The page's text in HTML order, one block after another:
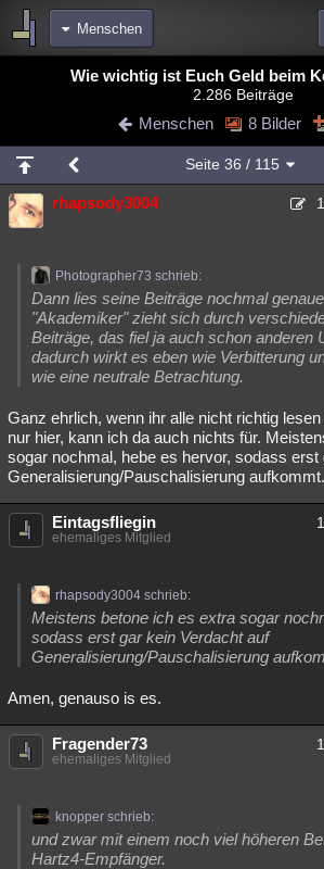
Menschen
Blogs Videos
Chat Wiki Neuigkeiten
meine Rubriken
Menschen Wissenschaft
Natur Umfragen Unterhaltung
weitere Rubriken
Philosophie Träume Orte Esoterik
Musik Clash Verbesserungen
Übersichten
Besucht
Lesenswert
Wie wichtig ist Euch Geld beim
2.286 Beiträge
Menschen 8 Bilder
Seite36 / 115
rhapsody3004
Photographer73 schrieb:
Dann lies seine Beiträge nochmal
"Akademiker" zieht sich durch
Beiträge, das fiel ja auch schon anderen
dadurch wirkt es eben wie Verbitterung
wie eine neutrale Betrachtung.
Ganz ehrlich, wenn ihr alle nicht richtig
nur hier, kann ich da auch nichts für.
sogar nochmal, hebe es hervor, sodass erst
Generalisierung/Pauschalisierung
Eintagsfliegin
ehemaliges Mitglied
rhapsody3004 schrieb:
Meistens betone ich es extra sogar
sodass erst gar kein Verdacht auf
Generalisierung/Pauschalisierung
Amen, genauso is es.
Fragender73
ehemaliges Mitglied
knopper schrieb:
und zwar mit einem noch viel höheren
Hartz4-Empfänger.